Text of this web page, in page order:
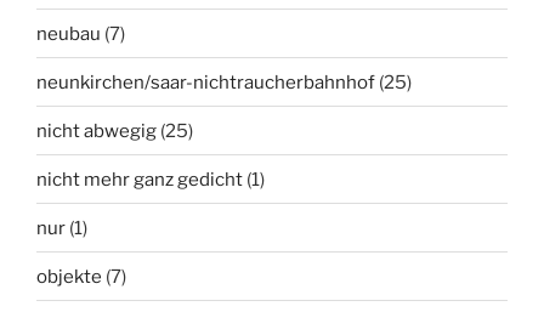
neubau (7)
neunkirchen/saar-nichtraucherbahnhof (25)
nicht abwegig (25)
nicht mehr ganz gedicht (1)
nur (1)
objekte (7)